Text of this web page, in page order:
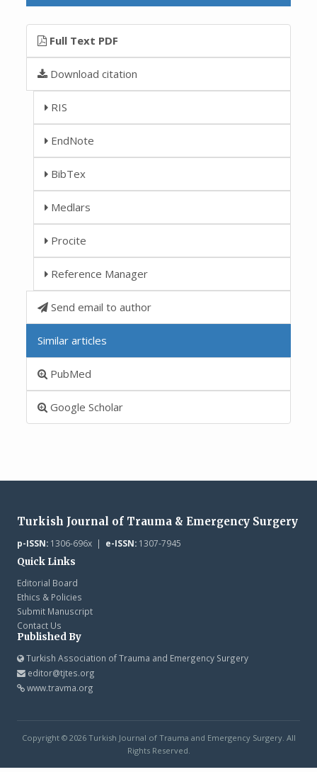
Full Text PDF
Download citation
RIS
EndNote
BibTex
Medlars
Procite
Reference Manager
Send email to author
Similar articles
PubMed
Google Scholar
Turkish Journal of Trauma & Emergency Surgery
p-ISSN:1306-696x | e-ISSN:1307-7945
Quick Links
Editorial Board
Ethics & Policies
Submit Manuscript
Contact Us
Published By
Turkish Association of Trauma and Emergency Surgery
editor@tjtes.org
www.travma.org
Copyright © 2026 Turkish Journal of Trauma and Emergency Surgery. All
Rights Reserved.